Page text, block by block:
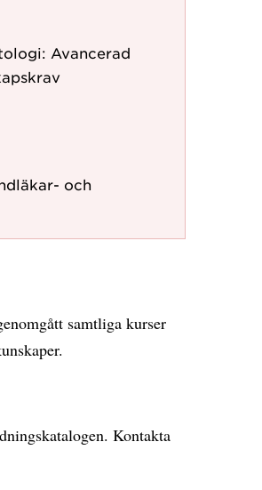
Avancerad
och
samtliga kurser
Kontakta